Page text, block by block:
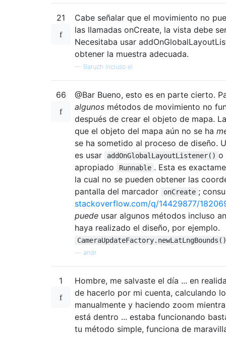
21
Cabe señalar que el movimiento no
las llamadas onCreate, la vista debe
Necesitaba usar
obtener la muestra adecuada.
— Baruch Incluso el
66
@Bar Bueno, esto es en parte cierto.
algunos métodos de movimiento no
después de crear el objeto de mapa.
que el objeto del mapa aún no se ha
se ha sometido al proceso de diseño.
es usar
addOnGlobalLayoutListener() o
apropiado
Runnable . Esta es
la cual no se pueden obtener las
pantalla del marcador
onCreate ;
stackoverflow.com/q/14429877/
puede usar algunos métodos incluso
haya realizado el diseño, por ejemplo.
CameraUpdateFactory.newLatLngBounds()
andr
1
Hombre, me salvaste el día ... en
de hacerlo por mi cuenta, calculando
manualmente y haciendo zoom
está dentro ... estaba funcionando
tu método simple, funciona de